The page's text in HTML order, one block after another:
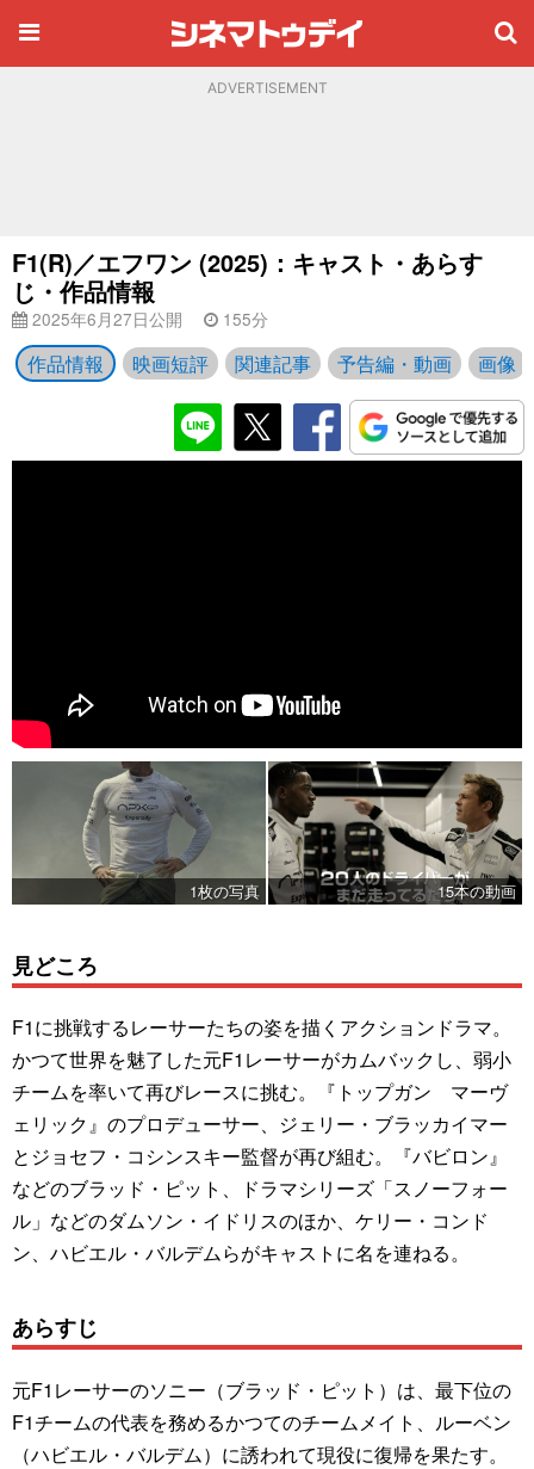
ADVERTISEMENT
F1(R)／エフワン (2025)：キャスト・あらす
じ・作品情報
2025年6月27日公開 155分
作品情報 映画短評 関連記事 予告編・動画 画像
1枚の写真 15本の動画
見どころ
F1に挑戦するレーサーたちの姿を描くアクションドラマ。
かつて世界を魅了した元F1レーサーがカムバックし、弱小
チームを率いて再びレースに挑む。『トップガン マーヴ
ェリック』のプロデューサー、ジェリー・ブラッカイマー
とジョセフ・コシンスキー監督が再び組む。『バビロン』
などのブラッド・ピット、ドラマシリーズ「スノーフォー
ル」などのダムソン・イドリスのほか、ケリー・コンド
ン、ハビエル・バルデムらがキャストに名を連ねる。
あらすじ
元F1レーサーのソニー（ブラッド・ピット）は、最下位の
F1チームの代表を務めるかつてのチームメイト、ルーベン
（ハビエル・バルデム）に誘われて現役に復帰を果たす。